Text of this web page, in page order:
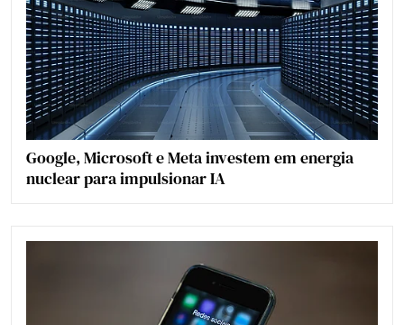
Google, Microsoft e Meta investem em energia
nuclear para impulsionar IA